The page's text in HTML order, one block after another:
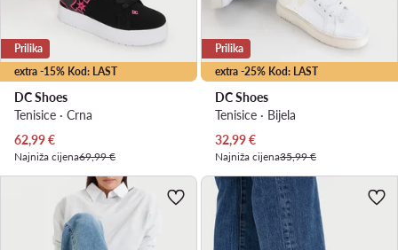
extra -15% Kod: LAST
Prilika
DC Shoes
Tenisice · Crna
Trenutna cijena
62,99€
Najniža cijena69,99 €
extra -25% Kod: LAST
Prilika
DC Shoes
Tenisice · Bijela
Trenutna cijena
32,99€
Najniža cijena35,99 €